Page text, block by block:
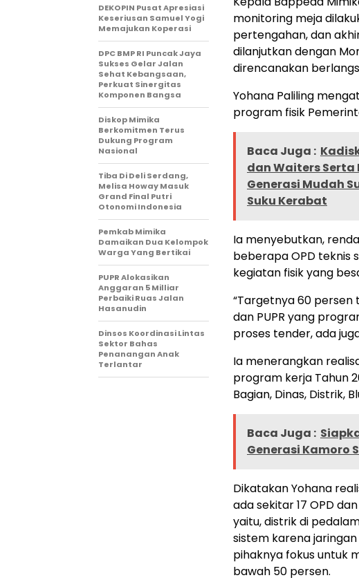
monitoring meja
pertengahan, dan
dilanjutkan dengan
direncanakan
Yohana Paliling
program fisik
Baca Juga :
dan Waiters
Generasi Mudah
Suku Kerabat
Ia menyebutkan,
beberapa OPD teknis
kegiatan fisik yang
“Targetnya 60 persen
dan PUPR yang
proses tender, ada
Ia menerangkan
program kerja Tahun
Bagian, Dinas, Distrik,
Baca Juga :
Generasi Kamoro
Dikatakan Yohana
ada sekitar 17 OPD
yaitu, distrik di
sistem karena
pihaknya fokus untuk
bawah 50 persen.
DEKOPIN Pusat Apresiasi
Keseriusan Samuel Yogi
Memajukan Koperasi
DPC BMP RI Puncak Jaya
Sukses Gelar Jalan
Sehat Kebangsaan,
Perkuat Sinergitas
Komponen Bangsa
Diskop Mimika
Berkomitmen Terus
Dukung Program
Nasional
Tiba Di Deli Serdang,
Melisa Howay Masuk
Grand Final Putri
Otonomi Indonesia
Pemkab Mimika
Damaikan Dua Kelompok
Warga Yang Bertikai
PUPR Alokasikan
Anggaran 5 Milliar
Perbaiki Ruas Jalan
Hasanudin
Dinsos Koordinasi Lintas
Sektor Bahas
Penanangan Anak
Terlantar